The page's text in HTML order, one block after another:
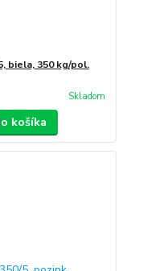
biela, 350 kg/pol.
Skladom
košíka